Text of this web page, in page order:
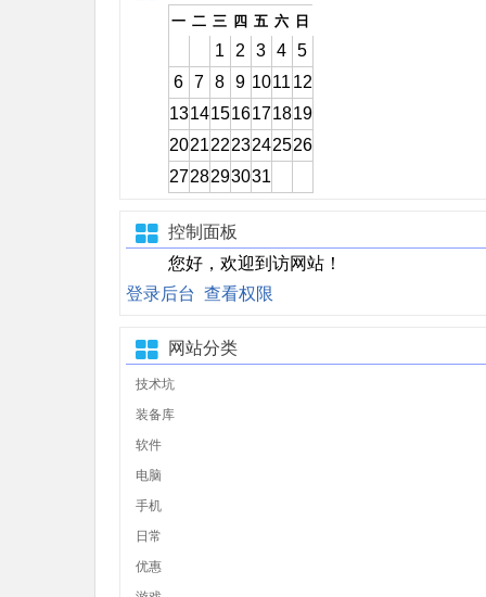
一 二 三 四 五 六 日
1 2 3 4
5
6
7 8 9 1011 12
13141516171819
20212223242526
2728293031
控制面板
您好，欢迎到访网站！
登录后台 查看权限
网站分类
技术坑
装备库
软件
电脑
手机
日常
优惠